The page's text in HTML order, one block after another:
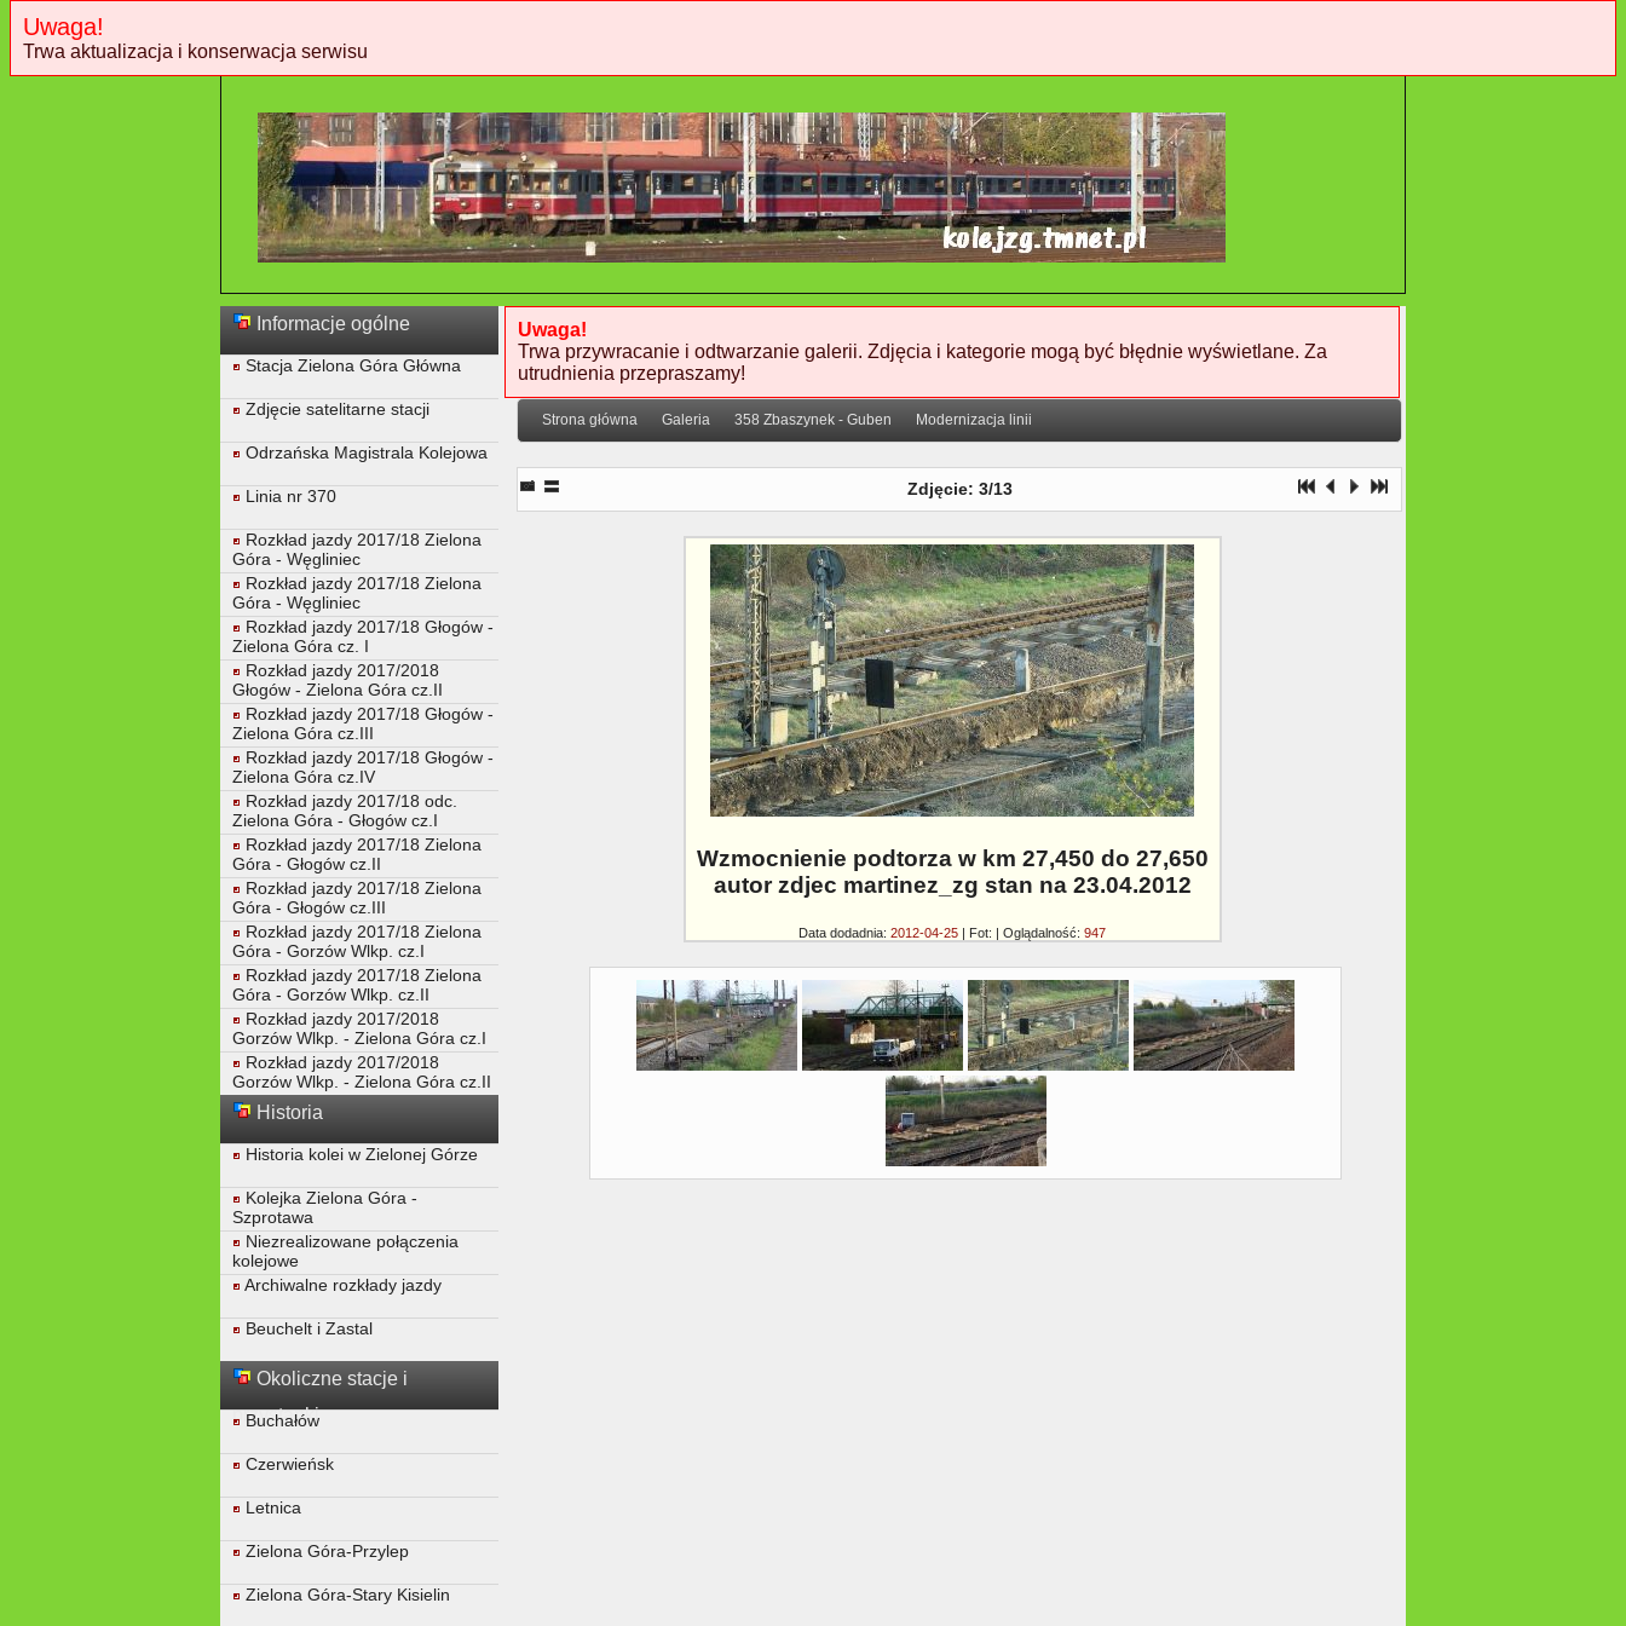
Uwaga!
Trwa aktualizacja i konserwacja serwisu
Informacje ogólne
Stacja Zielona Góra Główna
Zdjęcie satelitarne stacji
Odrzańska Magistrala Kolejowa
Linia nr 370
Rozkład jazdy 2017/18 Zielona
Góra - Węgliniec
Rozkład jazdy 2017/18 Zielona
Góra - Węgliniec
Rozkład jazdy 2017/18 Głogów -
Zielona Góra cz. I
Rozkład jazdy 2017/2018
Głogów - Zielona Góra cz.II
Rozkład jazdy 2017/18 Głogów -
Zielona Góra cz.III
Rozkład jazdy 2017/18 Głogów -
Zielona Góra cz.IV
Rozkład jazdy 2017/18 odc.
Zielona Góra - Głogów cz.I
Rozkład jazdy 2017/18 Zielona
Góra - Głogów cz.II
Rozkład jazdy 2017/18 Zielona
Góra - Głogów cz.III
Rozkład jazdy 2017/18 Zielona
Góra - Gorzów Wlkp. cz.I
Rozkład jazdy 2017/18 Zielona
Góra - Gorzów Wlkp. cz.II
Rozkład jazdy 2017/2018
Gorzów Wlkp. - Zielona Góra cz.I
Rozkład jazdy 2017/2018
Gorzów Wlkp. - Zielona Góra cz.II
Historia
Historia kolei w Zielonej Górze
Kolejka Zielona Góra -
Szprotawa
Niezrealizowane połączenia
kolejowe
Archiwalne rozkłady jazdy
Beuchelt i Zastal
Okoliczne stacje i
przystanki
Buchałów
Czerwieńsk
Letnica
Zielona Góra-Przylep
Zielona Góra-Stary Kisielin
Uwaga!
Trwa przywracanie i odtwarzanie galerii. Zdjęcia i kategorie mogą być błędnie wyświetlane. Za
utrudnienia przepraszamy!
Strona główna Galeria 358 Zbaszynek - Guben Modernizacja linii
Zdjęcie: 3/13
Wzmocnienie podtorza w km 27,450 do 27,650
autor zdjec martinez_zg stan na 23.04.2012
Data dodadnia: 2012-04-25 | Fot: | Oglądalność: 947